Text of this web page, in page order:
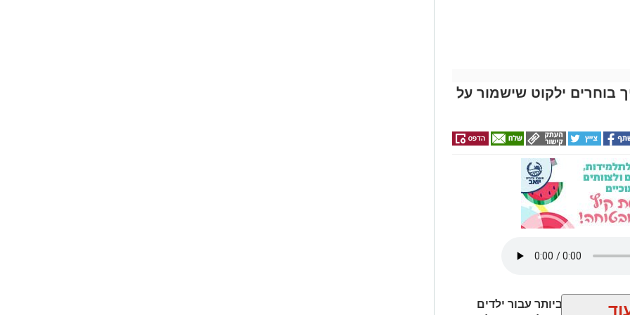
מתאימה?
לרוב עשוי טיטניום או מחומרים
חסרה שן. לאחר תקופת ריפוי,
אוסאואינטגרציה
גשר או מערכת שיניים שלמה בהתאם
אחת, מספר שיניים או את כל השיניים
מאפשרים זאת. לפני תחילת התהליך
ולבנות תוכנית טיפול
בוחרים ילקוט שישמור על
המרגשים ביותר עבור ילדים